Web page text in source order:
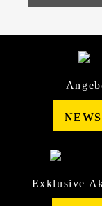
Exklusive